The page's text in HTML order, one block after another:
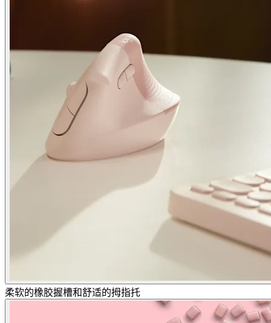
柔软的橡胶握槽和舒适的拇指托